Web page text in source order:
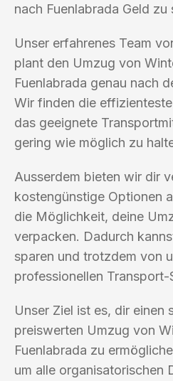
nach Fuenlabrada Geld zu
Unser erfahrenes Team
plant den Umzug von
Fuenlabrada genau nach
Wir finden die
das geeignete
gering wie möglich zu
Ausserdem bieten wir dir
kostengünstige Optionen
die Möglichkeit, deine
verpacken. Dadurch
sparen und trotzdem von
professionellen
Unser Ziel ist es, dir einen
preiswerten Umzug von
Fuenlabrada zu
um alle organisatorischen